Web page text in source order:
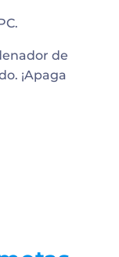
de
¡Apaga